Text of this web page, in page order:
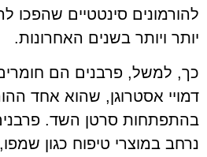
להורמונים סינטטיים שהפכו
יותר ויותר בשנים האחרונות.
כך, למשל, פרבנים הם חומרים
דמויי אסטרוגן, שהוא אחד
בהתפתחות סרטן השד.
נרחב במוצרי טיפוח כגון